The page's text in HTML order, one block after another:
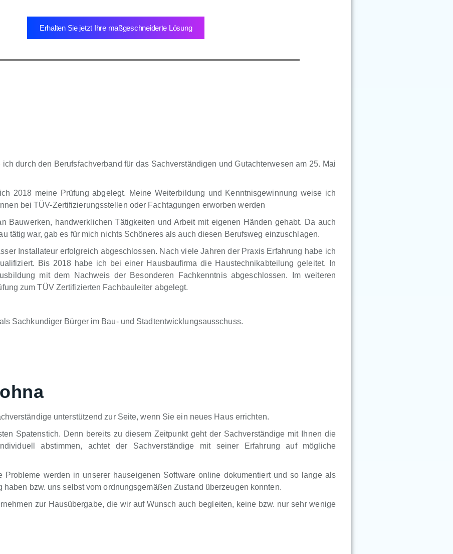
Erhalten Sie jetzt Ihre maßgeschneiderte Lösung
durch den Berufsfachverband für das Sachverständigen und Gutachterwesen am 25. Mai
2018 meine Prüfung abgelegt. Meine Weiterbildung und Kenntnisgewinnung weise ich
bei TÜV-Zertifizierungsstellen oder Fachtagungen erworben werden
Bauwerken, handwerklichen Tätigkeiten und Arbeit mit eigenen Händen gehabt. Da auch
tätig war, gab es für mich nichts Schöneres als auch diesen Berufsweg einzuschlagen.
Installateur erfolgreich abgeschlossen. Nach viele Jahren der Praxis Erfahrung habe ich
Bis 2018 habe ich bei einer Hausbaufirma die Haustechnikabteilung geleitet. In
mit dem Nachweis der Besonderen Fachkenntnis abgeschlossen. Im weiteren
zum TÜV Zertifizierten Fachbauleiter abgelegt.
Sachkundiger Bürger im Bau- und Stadtentwicklungsausschuss.
unterstützend zur Seite, wenn Sie ein neues Haus errichten.
Spatenstich. Denn bereits zu diesem Zeitpunkt geht der Sachverständige mit Ihnen die
abstimmen, achtet der Sachverständige mit seiner Erfahrung auf mögliche
Probleme werden in unserer hauseigenen Software online dokumentiert und so lange als
bzw. uns selbst vom ordnungsgemäßen Zustand überzeugen konnten.
zur Hausübergabe, die wir auf Wunsch auch begleiten, keine bzw. nur sehr wenige